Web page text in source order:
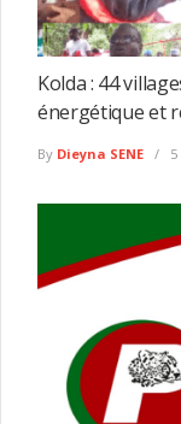
Kolda : 44
énergétique et
By Dieyna SENE